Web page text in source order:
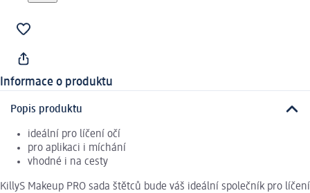
Informace o produktu
Popis produktu
ideální pro líčení očí
pro aplikaci i míchání
vhodné i na cesty
KillyS Makeup PRO sada štětců bude váš ideální společník pro líčení